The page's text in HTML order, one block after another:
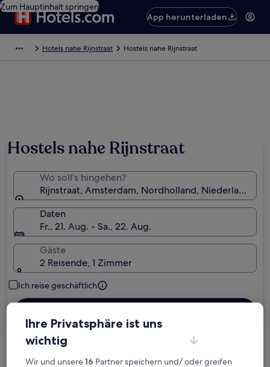
Zum Hauptinhalt springen
App herunterladen
Hotels nahe Rijnstraat Hostels nahe Rijnstraat
Hostels nahe Rijnstraat
Wo soll’s hingehen?
Rijnstraat, Amsterdam, Nordholland, Niederlande
Daten
Fr., 21. Aug. - Sa., 22. Aug.
Gäste
2 Reisende, 1 Zimmer
Ich reise geschäftlich
Kostenlose Stornierung bei
Ihre Privatsphäre ist uns
wichtig
Wir und unsere16 Partner speichern und/ oder greifen